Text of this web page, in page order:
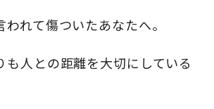
われて傷ついたあなたへ。
も人との距離を大切にしている